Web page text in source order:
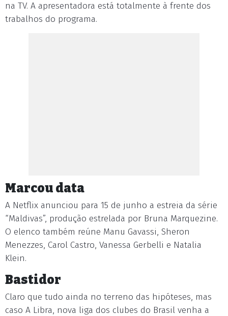
na TV. A apresentadora está totalmente à frente dos
trabalhos do programa.
Marcou data
A Netflix anunciou para 15 de junho a estreia da série
“Maldivas”, produção estrelada por Bruna Marquezine.
O elenco também reúne Manu Gavassi, Sheron
Menezzes, Carol Castro, Vanessa Gerbelli e Natalia
Klein.
Bastidor
Claro que tudo ainda no terreno das hipóteses, mas
caso A Libra, nova liga dos clubes do Brasil venha a